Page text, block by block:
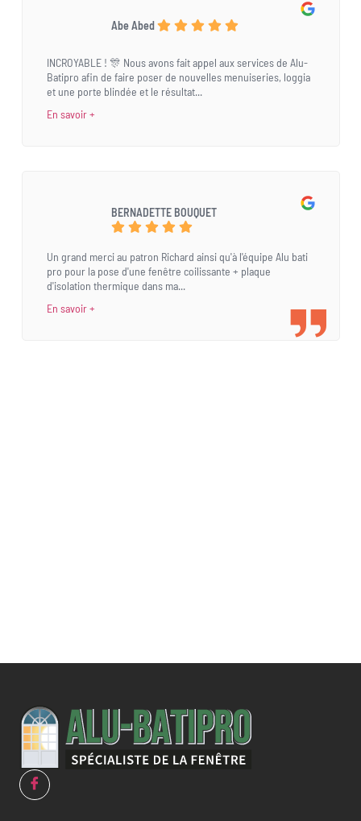
Abe Abed
INCROYABLE ! 🎊 Nous avons fait appel aux services de Alu-
Batipro afin de faire poser de nouvelles menuiseries, loggia
et une porte blindée et le résultat...
En savoir +
BERNADETTE BOUQUET
Un grand merci au patron Richard ainsi qu'à l'équipe Alu bati
pro pour la pose d'une fenêtre coilissante + plaque
d'isolation thermique dans ma...
En savoir +